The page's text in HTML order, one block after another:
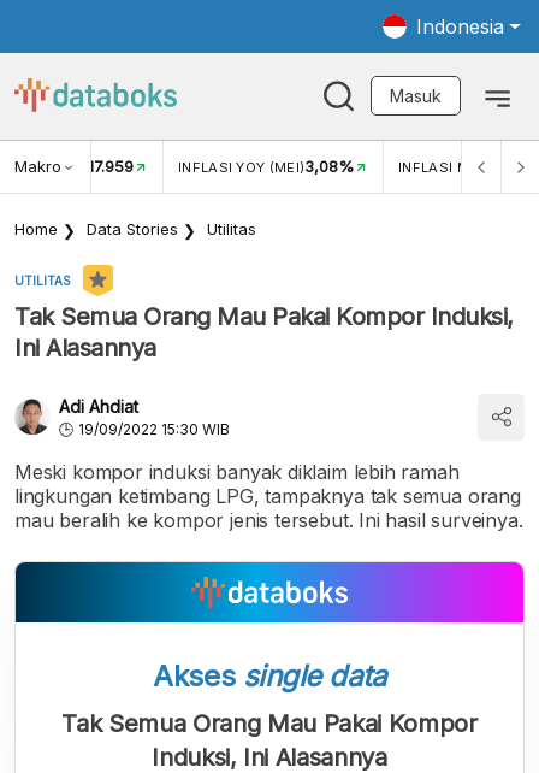
Indonesia
Masuk
Makro
USD/IDR 17.959 INFLASI YOY (MEI)3,08% INFLASI MOM (MEI)
Home Data Stories Utilitas
UTILITAS
Tak Semua Orang Mau Pakai Kompor Induksi,
Ini Alasannya
Adi Ahdiat
19/09/2022 15:30 WIB
Meski kompor induksi banyak diklaim lebih ramah
lingkungan ketimbang LPG, tampaknya tak semua orang
mau beralih ke kompor jenis tersebut. Ini hasil surveinya.
Akses single data
Tak Semua Orang Mau Pakai Kompor
Induksi, Ini Alasannya